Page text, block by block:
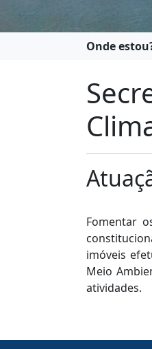
Onde
Fomentar
imóveis
Meio
atividades.